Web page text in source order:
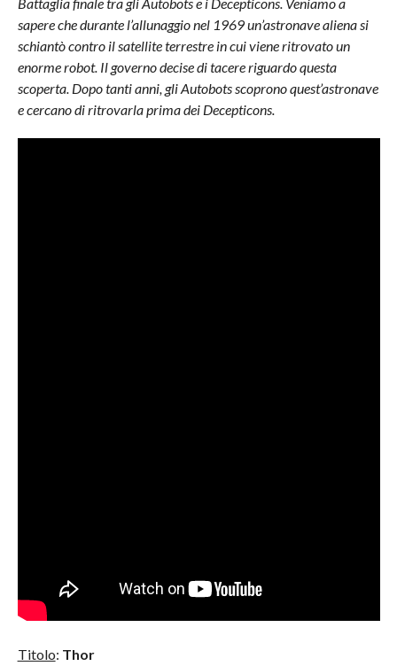
sapere che durante l’allunaggio nel 1969 un’astronave aliena si
schiantò contro il satellite terrestre in cui viene ritrovato un
enorme robot. Il governo decise di tacere riguardo questa
scoperta. Dopo tanti anni, gli Autobots scoprono quest’astronave
e cercano di ritrovarla prima dei Decepticons.
Titolo: Thor